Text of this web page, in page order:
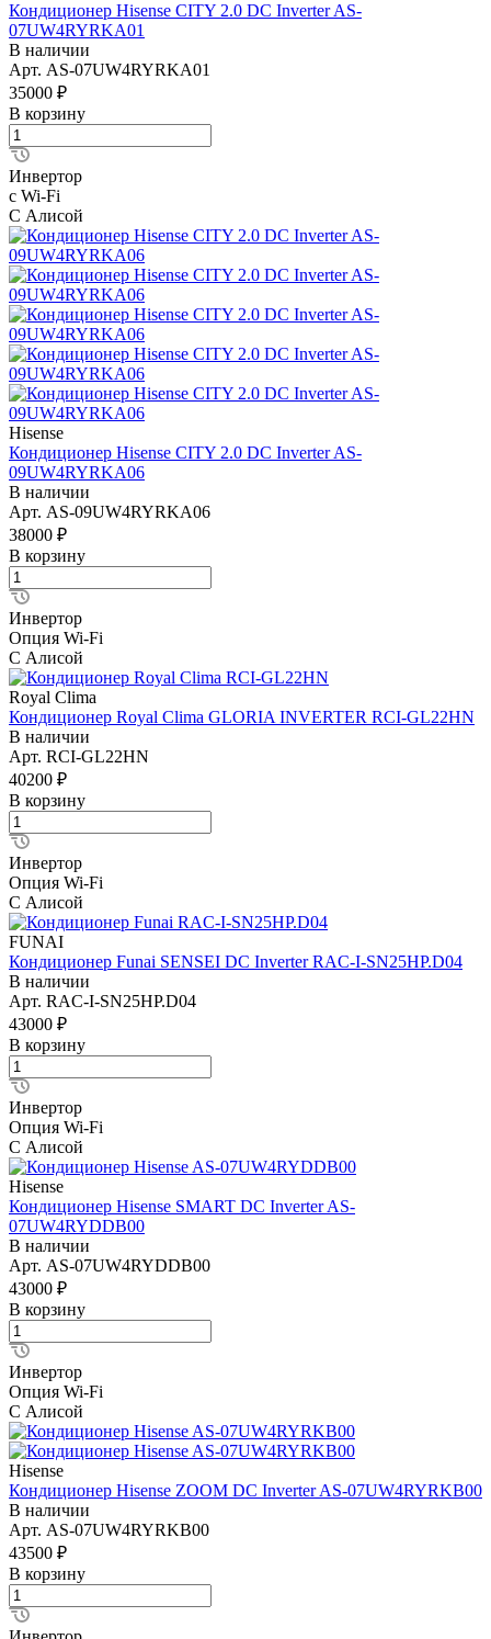
Кондиционер Hisense CITY 2.0 DC Inverter AS-
07UW4RYRKA01
В наличии
Арт. AS-07UW4RYRKA01
35000 ₽
В корзину
Инвертор
с Wi-Fi
С Алисой
Hisense
Кондиционер Hisense CITY 2.0 DC Inverter AS-
09UW4RYRKA06
В наличии
Арт. AS-09UW4RYRKA06
38000 ₽
В корзину
Инвертор
Опция Wi-Fi
С Алисой
Royal Clima
Кондиционер Royal Clima GLORIA INVERTER RCI-GL22HN
В наличии
Арт. RCI-GL22HN
40200 ₽
В корзину
Инвертор
Опция Wi-Fi
С Алисой
FUNAI
Кондиционер Funai SENSEI DC Inverter RAC-I-SN25HP.D04
В наличии
Арт. RAC-I-SN25HP.D04
43000 ₽
В корзину
Инвертор
Опция Wi-Fi
С Алисой
Hisense
Кондиционер Hisense SMART DC Inverter AS-
07UW4RYDDB00
В наличии
Арт. AS-07UW4RYDDB00
43000 ₽
В корзину
Инвертор
Опция Wi-Fi
С Алисой
Hisense
Кондиционер Hisense ZOOM DC Inverter AS-07UW4RYRKB00
В наличии
Арт. AS-07UW4RYRKB00
43500 ₽
В корзину